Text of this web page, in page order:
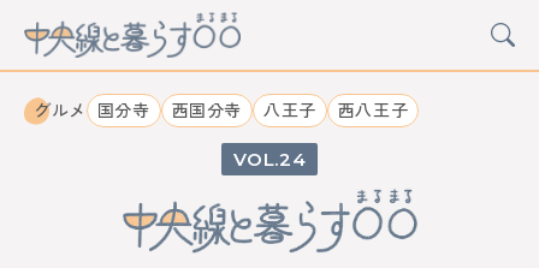
CATEGORY
カルチャー グルメ アート イベント
グルメ 国分寺 西国分寺 八王子 西八王子
24